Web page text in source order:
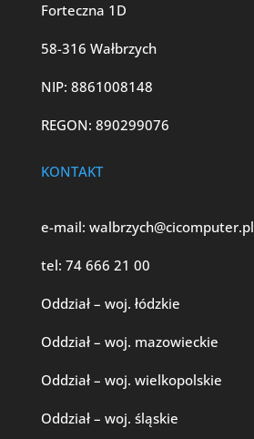
Forteczna 1D
58-316 Wałbrzych
NIP: 8861008148
REGON: 890299076
KONTAKT
e-mail: walbrzych@cicomputer.pl
tel: 74 666 21 00
Oddział – woj. łódzkie
Oddział – woj. mazowieckie
Oddział – woj. wielkopolskie
Oddział – woj. śląskie